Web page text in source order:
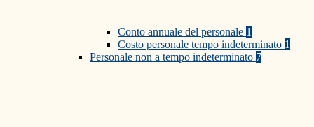
Conto annuale del personale 1
Costo personale tempo indeterminato 1
Personale non a tempo indeterminato 7